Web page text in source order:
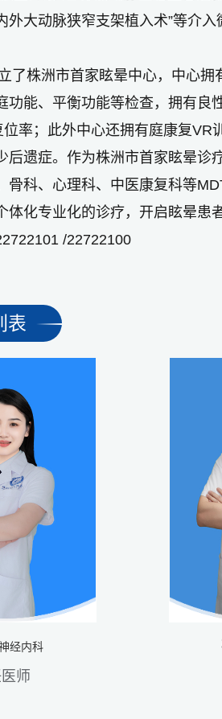
外大动脉狭窄支架植入术”等介
了株洲市首家眩晕中心，中心
功能、平衡功能等检查，拥有良
位率；此外中心还拥有庭康复
后遗症。作为株洲市首家眩晕诊
骨科、心理科、中医康复科等
体化专业化的诊疗，开启眩晕患
/22722100
表
经内科
师